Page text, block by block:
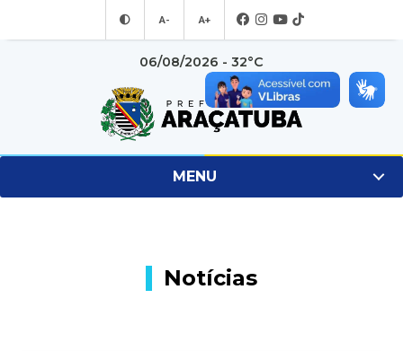
A- A+
06/08/2026 - 32°C
MENU
Notícias